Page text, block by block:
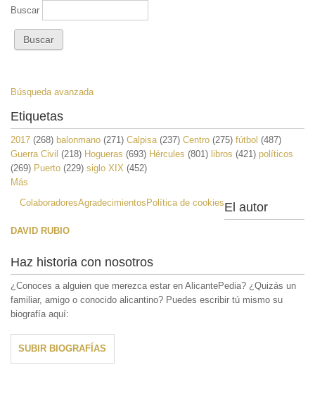
Buscar
Búsqueda avanzada
Etiquetas
2017 (268) balonmano (271) Calpisa(237) Centro (275) fútbol (487)
Guerra Civil (218) Hogueras (693) Hércules (801) libros (421) políticos
(269) Puerto (229) siglo XIX (452)
Más
ColaboradoresAgradecimientosPolítica de cookiesEl autor
DAVID RUBIO
Haz historia con nosotros
¿Conoces a alguien que merezca estar en AlicantePedia? ¿Quizás un
familiar, amigo o conocido alicantino? Puedes escribir tú mismo su
biografía aquí:
SUBIR BIOGRAFÍAS